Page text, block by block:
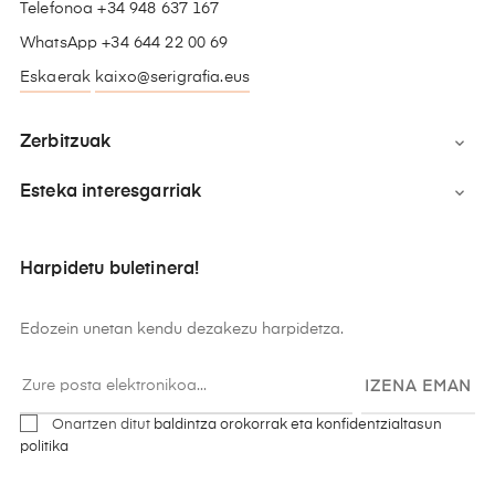
Telefonoa +34 948 637 167
WhatsApp +34 644 22 00 69
Eskaerak kaixo@serigrafia.eus
Zerbitzuak 
Esteka interesgarriak 
Harpidetu buletinera!
Edozein unetan kendu dezakezu harpidetza.
IZENA EMAN
Onartzen ditut baldintza orokorrak eta konfidentzialtasun
politika